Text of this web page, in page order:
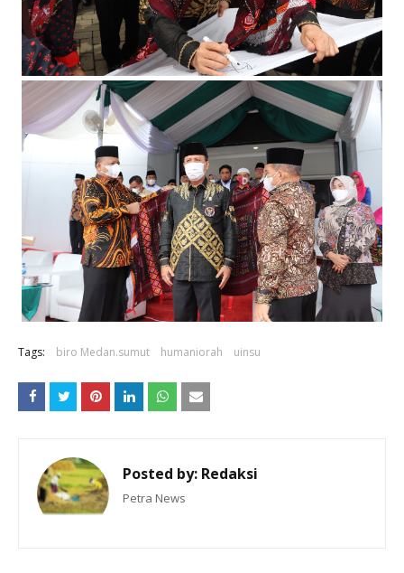
Tags: biro Medan.sumut humaniorah uinsu
Posted by: Redaksi
Petra News